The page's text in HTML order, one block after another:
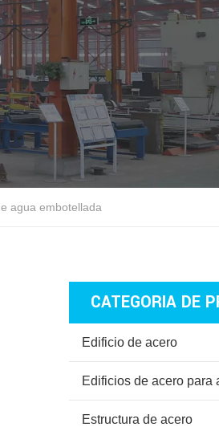
agua embotellada
CATEGORIA DE
Edificio de acero
Estructura de acero